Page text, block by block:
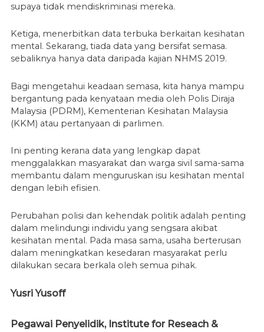
supaya tidak mendiskriminasi mereka.
Ketiga, menerbitkan data terbuka berkaitan kesihatan
mental. Sekarang, tiada data yang bersifat semasa.
sebaliknya hanya data daripada kajian NHMS 2019.
Bagi mengetahui keadaan semasa, kita hanya mampu
bergantung pada kenyataan media oleh Polis Diraja
Malaysia (PDRM), Kementerian Kesihatan Malaysia
(KKM) atau pertanyaan di parlimen.
Ini penting kerana data yang lengkap dapat
menggalakkan masyarakat dan warga sivil sama-sama
membantu dalam menguruskan isu kesihatan mental
dengan lebih efisien.
Perubahan polisi dan kehendak politik adalah penting
dalam melindungi individu yang sengsara akibat
kesihatan mental. Pada masa sama, usaha berterusan
dalam meningkatkan kesedaran masyarakat perlu
dilakukan secara berkala oleh semua pihak.
Yusri Yusoff
Pegawai Penyelidik, Institute for Reseach &